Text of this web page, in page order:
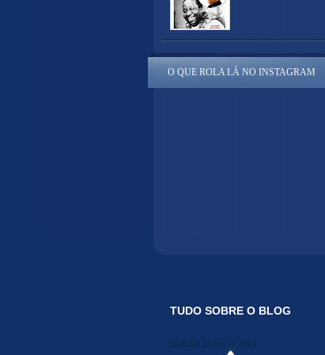
O QUE ROLA LÁ NO INSTAGRAM
TUDO SOBRE O BLOG
Midiakit Danosse 2014